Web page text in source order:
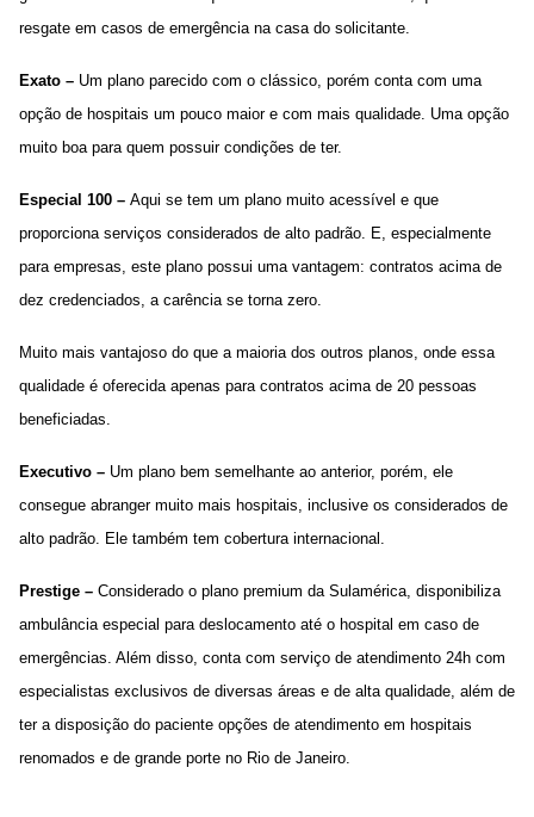
resgate em casos de emergência na casa do solicitante.
Exato – Um plano parecido com o clássico, porém conta com uma
opção de hospitais um pouco maior e com mais qualidade. Uma opção
muito boa para quem possuir condições de ter.
Especial 100 – Aqui se tem um plano muito acessível e que
proporciona serviços considerados de alto padrão. E, especialmente
para empresas, este plano possui uma vantagem: contratos acima de
dez credenciados, a carência se torna zero.
Muito mais vantajoso do que a maioria dos outros planos, onde essa
qualidade é oferecida apenas para contratos acima de 20 pessoas
beneficiadas.
Executivo – Um plano bem semelhante ao anterior, porém, ele
consegue abranger muito mais hospitais, inclusive os considerados de
alto padrão. Ele também tem cobertura internacional.
Prestige – Considerado o plano premium da Sulamérica, disponibiliza
ambulância especial para deslocamento até o hospital em caso de
emergências. Além disso, conta com serviço de atendimento 24h com
especialistas exclusivos de diversas áreas e de alta qualidade, além de
ter a disposição do paciente opções de atendimento em hospitais
renomados e de grande porte no Rio de Janeiro.